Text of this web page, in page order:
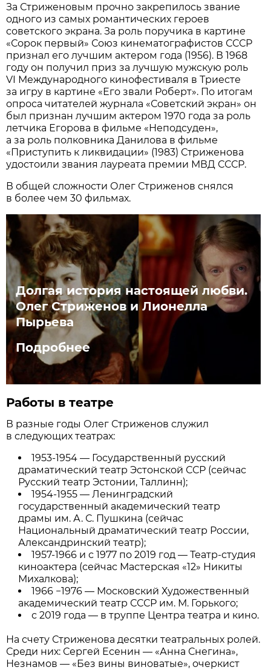
За Стриженовым прочно закрепилось звание
одного из самых романтических героев
советского экрана. За роль поручика в картине
«Сорок первый» Союз кинематографистов СССР
признал его лучшим актером года (1956). В 1968
году он получил приз за лучшую мужскую роль
VI Международного кинофестиваля в Триесте
за игру в картине «Его звали Роберт». По итогам
опроса читателей журнала «Советский экран» он
был признан лучшим актером 1970 года за роль
летчика Егорова в фильме «Неподсуден»,
а за роль полковника Данилова в фильме
«Приступить к ликвидации» (1983) Стриженова
удостоили звания лауреата премии МВД СССР.
В общей сложности Олег Стриженов снялся
в более чем 30 фильмах.
Долгая история настоящей любви.
Олег Стриженов и Лионелла
Пырьева
Подробнее
Работы в театре
В разные годы Олег Стриженов служил
в следующих театрах:
1953-1954 — Государственный русский
драматический театр Эстонской ССР (сейчас
Русский театр Эстонии, Таллинн);
1954-1955 — Ленинградский
государственный академический театр
драмы им. А. С. Пушкина (сейчас
Национальный драматический театр России,
Александринский театр);
1957-1966 и с 1977 по 2019 год — Театр-студия
киноактера (сейчас Мастерская «12» Никиты
Михалкова);
1966 −1976 — Московский Художественный
академический театр СССР им. М. Горького;
с 2019 года — в труппе Центра театра и кино.
На счету Стриженова десятки театральных ролей.
Среди них: Сергей Есенин — «Анна Снегина»,
Незнамов — «Без вины виноватые», очеркист